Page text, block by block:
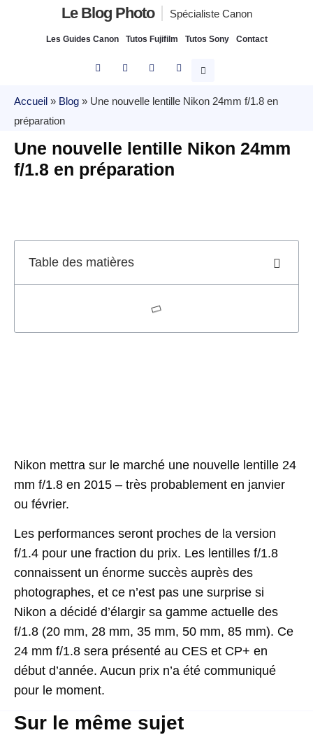
Le Blog Photo Spécialiste Canon
Les Guides Canon Tutos Fujifilm Tutos Sony Contact
Accueil » Blog » Une nouvelle lentille Nikon 24mm f/1.8 en
préparation
Une nouvelle lentille Nikon 24mm
f/1.8 en préparation
Table des matières
Nikon mettra sur le marché une nouvelle lentille 24
mm f/1.8 en 2015 – très probablement en janvier
ou février.
Les performances seront proches de la version
f/1.4 pour une fraction du prix. Les lentilles f/1.8
connaissent un énorme succès auprès des
photographes, et ce n’est pas une surprise si
Nikon a décidé d’élargir sa gamme actuelle des
f/1.8 (20 mm, 28 mm, 35 mm, 50 mm, 85 mm). Ce
24 mm f/1.8 sera présenté au CES et CP+ en
début d’année. Aucun prix n’a été communiqué
pour le moment.
Sur le même sujet